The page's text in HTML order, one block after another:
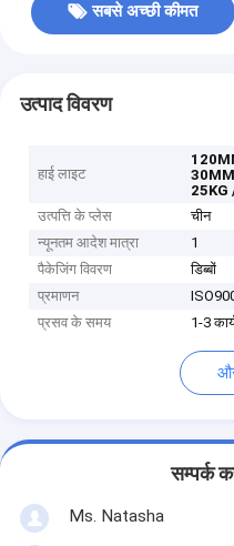
सबसे अच्छी कीमत
उत्पाद विवरण
हाई लाइट
30MM
25KG
उत्पत्ति के प्लेस
चीन
न्यूनतम आदेश मात्रा
1
पैकेजिंग विवरण
डिब्बों
प्रमाणन
प्रसव के समय
1-3
सम्पर्क
Ms. Natasha